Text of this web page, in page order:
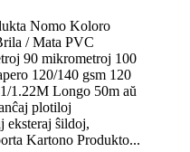
Nomo Koloro
/ Mata PVC
90 mikrometroj 100
120/140 gsm 120
1.22M Longo 50m aŭ
plotiloj
eksteraj ŝildoj,
Kartono Produkto...